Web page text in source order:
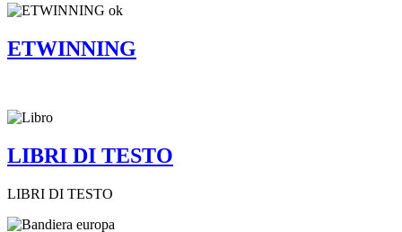
ETWINNING
LIBRI DI TESTO
LIBRI DI TESTO